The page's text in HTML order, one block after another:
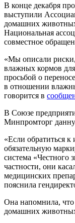
В конце декабря
выступили
домашних
Национальная
совместное
«Мы описали
влажных кормов
просьбой о
в отношении
говорится в
В Союзе
Минпромторг
«Если обратиться
обязательную
система «Честного
частности, они
медицинских
пояснила
Она напомнила, что
домашних животных